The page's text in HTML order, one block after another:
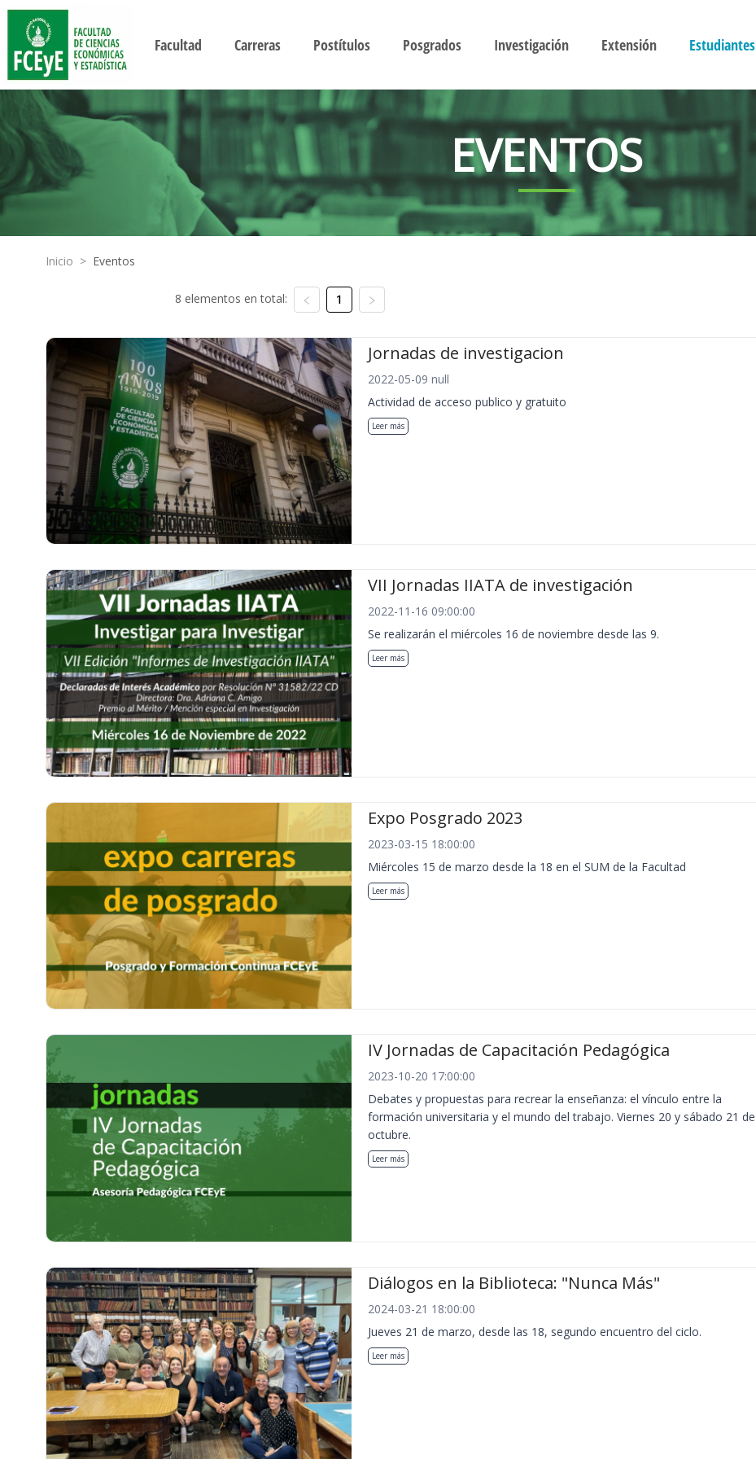
Facultad Carreras Postítulos Posgrados Investigación Extensión Estudiantes
EVENTOS
Inicio > Eventos
8 elementos en total: 1
Jornadas de investigacion
2022-05-09 null
Actividad de acceso publico y gratuito
Leer más
VII Jornadas IIATA de investigación
2022-11-16 09:00:00
Se realizarán el miércoles 16 de noviembre desde las 9.
Leer más
Expo Posgrado 2023
2023-03-15 18:00:00
Miércoles 15 de marzo desde la 18 en el SUM de la Facultad
Leer más
IV Jornadas de Capacitación Pedagógica
2023-10-20 17:00:00
Debates y propuestas para recrear la enseñanza: el vínculo entre la
formación universitaria y el mundo del trabajo. Viernes 20 y sábado 21 de
octubre.
Leer más
Diálogos en la Biblioteca: "Nunca Más"
2024-03-21 18:00:00
Jueves 21 de marzo, desde las 18, segundo encuentro del ciclo.
Leer más